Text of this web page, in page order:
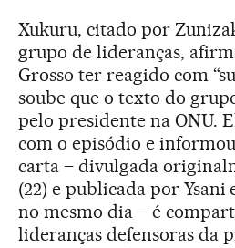
Xukuru, citado por
grupo de lideranças,
Grosso ter reagido com
soube que o texto do
pelo presidente na ONU.
com o episódio e
carta – divulgada
(22) e publicada por Ysani
no mesmo dia – é
lideranças defensoras da